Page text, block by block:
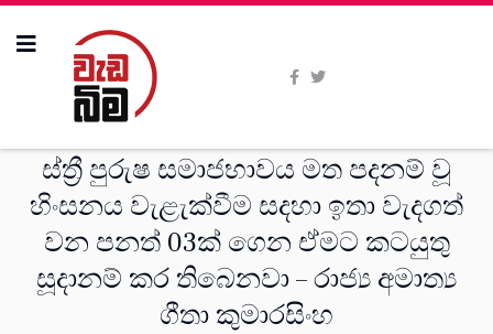
ස්ත්‍රී පුරුෂ සමාජභාවය මත පදනම් වූ
හිංසනය වැළැක්වීම සදහා ඉතා වැදගත්
වන පනත් 03ක් ගෙන ඒමට කටයුතු
සූදානම් කර තිබෙනවා – රාජ්‍ය අමාත්‍ය
ගීතා කුමාරසිංහ